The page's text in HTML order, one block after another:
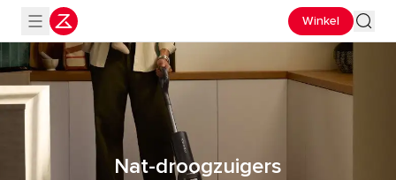
Winkel
Nat-droogzuigers